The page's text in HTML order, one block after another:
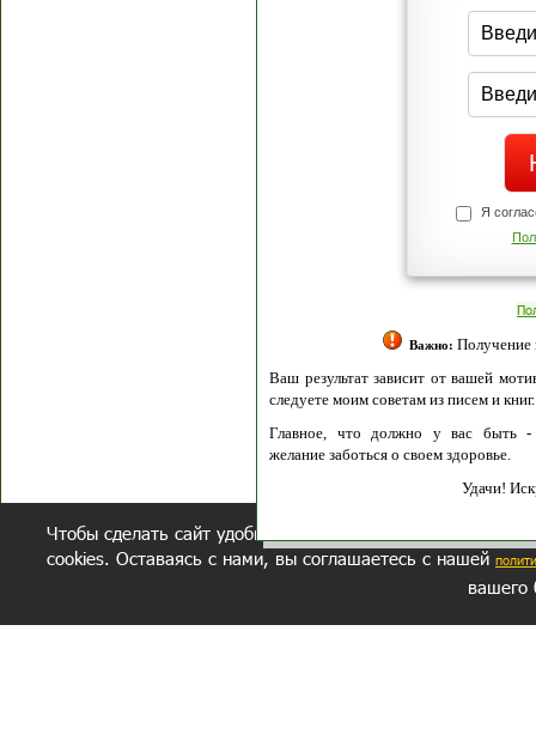
Я
Важно:Получение
Ваш результат зависит от вашей
следуете моим советам из писем и книг.
Главное, что должно у вас быть -
желание заботься о своем здоровье.
Удачи!
Чтобы сделать сайт удобнее, осуществляется обработка
cookies. Оставаясь с нами, вы соглашаетесь с нашей
вашего